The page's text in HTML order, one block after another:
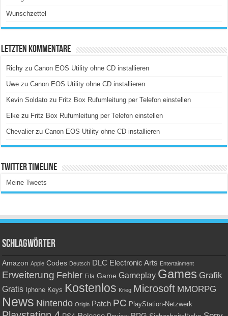
Wunschzettel
Letzten Kommentare
Richy zuCanon EOS Utility ohne CD installieren
Uwe zuCanon EOS Utility ohne CD installieren
Kevin Soldato zu Fritz Box Rufumleitung per Telefon einstellen
Elke zu Fritz Box Rufumleitung per Telefon einstellen
Chevalier zuCanon EOS Utility ohne CD installieren
Twitter Timeline
Meine Tweets
Schlagwörter
Amazon Apple Codes Deutsch DLC Electronic Arts Entertainment
Erweiterung Fehler Fifa Game Gameplay Games Grafik
Gratis Iphone Keys Kostenlos Krieg Microsoft MMORPG
News Nintendo Origin Patch PC PlayStation-Netzwerk